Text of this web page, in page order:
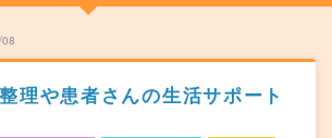
理や患者さんの生活サポート